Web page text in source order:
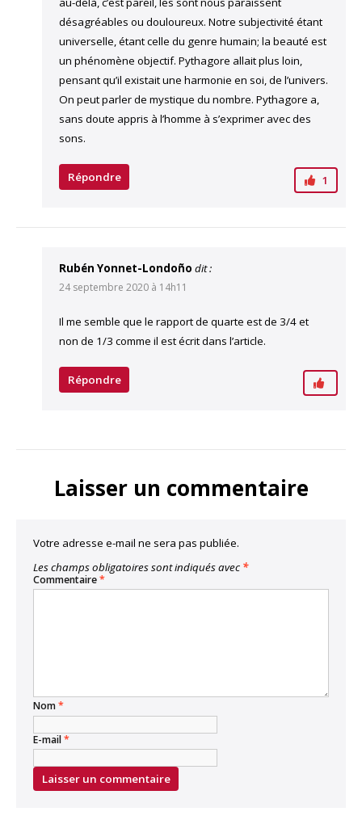
désagréables ou douloureux. Notre subjectivité étant
universelle, étant celle du genre humain; la beauté est
un phénomène objectif. Pythagore allait plus loin,
pensant qu’il existait une harmonie en soi, de l’univers.
On peut parler de mystique du nombre. Pythagore a,
sans doute appris à l’homme à s’exprimer avec des
sons.
1
Répondre
Rubén Yonnet-Londoño dit :
24 septembre 2020 à 14h11
Il me semble que le rapport de quarte est de 3/4 et
non de 1/3 comme il est écrit dans l’article.
Répondre
Laisser un commentaire
Votre adresse e-mail ne sera pas publiée.
Les champs obligatoires sont indiqués avec *
Commentaire*
Nom*
E-mail*